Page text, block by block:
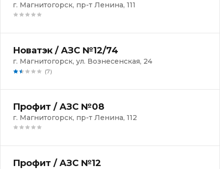
г. Магнитогорск, пр-т Ленина, 111
Новатэк / АЗС №12/74
г. Магнитогорск, ул. Вознесенская, 24
(7)
Профит / АЗС №08
г. Магнитогорск, пр-т Ленина, 112
Профит / АЗС №12